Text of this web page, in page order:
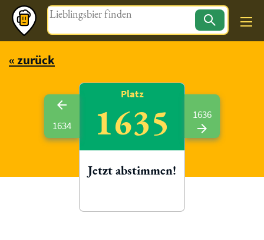
Magazin
« zurück
1634
Platz
1635
Jetzt abstimmen!
1636